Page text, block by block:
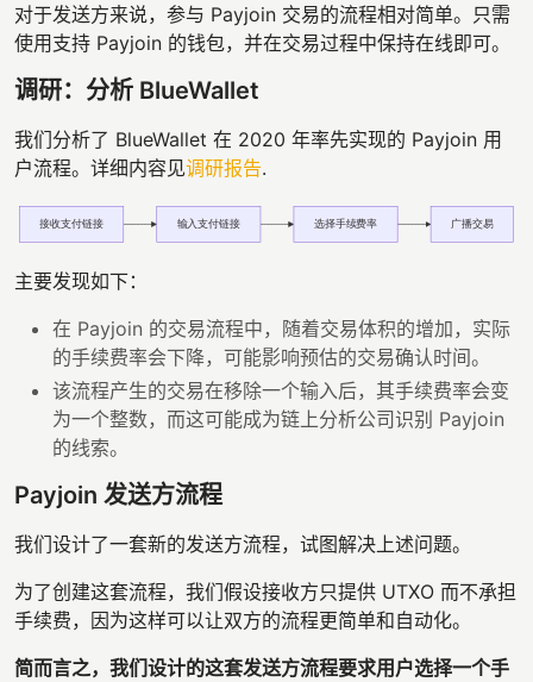
对于发送方来说，参与 Payjoin 交易的流程相对简单。只需
使用支持 Payjoin 的钱包，并在交易过程中保持在线即可。
调研：分析 BlueWallet
我们分析了 BlueWallet 在 2020 年率先实现的 Payjoin 用
户流程。详细内容见调研报告.
主要发现如下：
在 Payjoin 的交易流程中，随着交易体积的增加，实际
的手续费率会下降，可能影响预估的交易确认时间。
该流程产生的交易在移除一个输入后，其手续费率会变
为一个整数，而这可能成为链上分析公司识别 Payjoin
的线索。
Payjoin 发送方流程
我们设计了一套新的发送方流程，试图解决上述问题。
为了创建这套流程，我们假设接收方只提供 UTXO 而不承担
手续费，因为这样可以让双方的流程更简单和自动化。
简而言之，我们设计的这套发送方流程要求用户选择一个手